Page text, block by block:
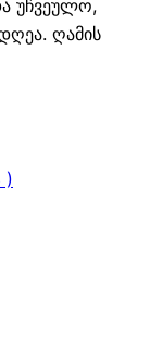
უჩვეულო,
ღამის